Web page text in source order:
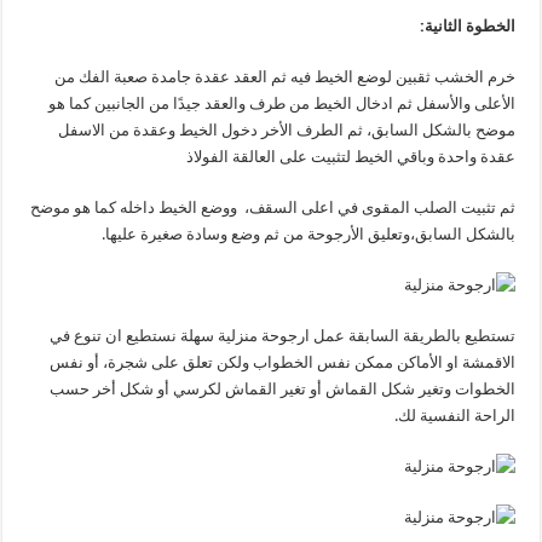
الخطوة الثانية:
خرم الخشب ثقبين لوضع الخيط فيه ثم العقد عقدة جامدة صعبة الفك من
الأعلى والأسفل ثم ادخال الخيط من طرف والعقد جيدًا من الجانبين كما هو
موضح بالشكل السابق، ثم الطرف الأخر دخول الخيط وعقدة من الاسفل
عقدة واحدة وباقي الخيط لتثبيت على العالقة الفولاذ
ثم تثبيت الصلب المقوى في اعلى السقف، ووضع الخيط داخله كما هو موضح
بالشكل السابق،وتعليق الأرجوحة من ثم وضع وسادة صغيرة عليها.
تستطيع بالطريقة السابقة عمل ارجوحة منزلية سهلة نستطيع ان تنوع في
الاقمشة او الأماكن ممكن نفس الخطواب ولكن تعلق على شجرة، أو نفس
الخطوات وتغير شكل القماش أو تغير القماش لكرسي أو شكل أخر حسب
الراحة النفسية لك.